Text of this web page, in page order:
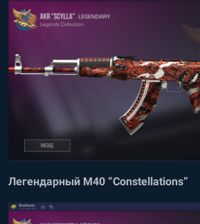
Легендарный M40 “Constellations”